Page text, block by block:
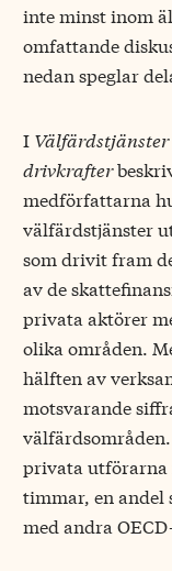
inte minst inom
omfattande
nedan speglar
I Välfärdstjänster
drivkrafter
medförfattarna
välfärdstjänster
som drivit fram
av de
privata aktörer
olika områden.
hälften av
motsvarande
privata utförarna
timmar, en andel
med andra